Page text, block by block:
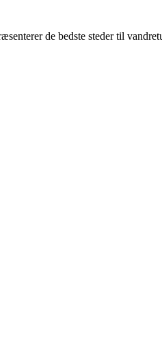
de bedste steder til